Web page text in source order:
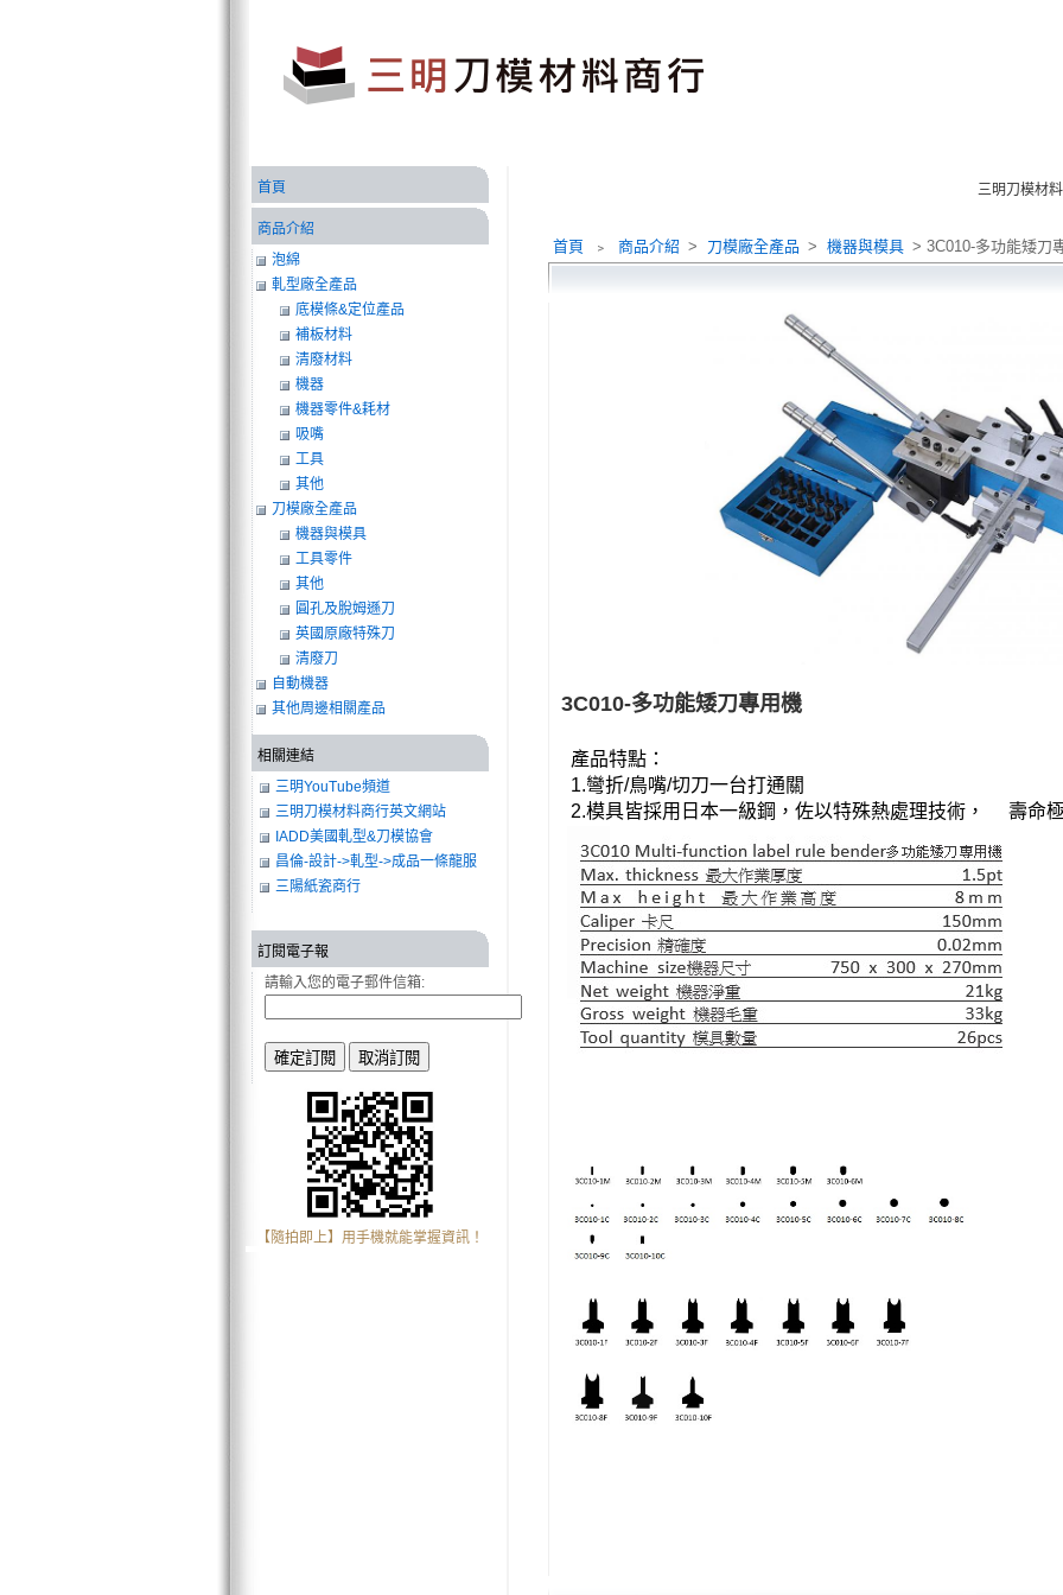
三明刀模
首頁 ﹥ 商品介紹 > 刀模廠全產品 > 機器與模具 > 3C010-多功能矮刀
3C010-多功能矮刀專用機
產品特點：
1.彎折/鳥嘴/切刀一台打通關
2.模具皆採用日本一級鋼，佐以特殊熱處理技術， 壽命
首頁
商品介紹
泡綿
軋型廠全產品
底模條&定位產品
補板材料
清廢材料
機器
機器零件&耗材
吸嘴
工具
其他
刀模廠全產品
機器與模具
工具零件
其他
圓孔及脫姆遜刀
英國原廠特殊刀
清廢刀
自動機器
其他周邊相關產品
相關連結
三明YouTube頻道
三明刀模材料商行英文網站
IADD美國軋型&刀模協會
昌倫-設計->軋型->成品一條龍服
務
三陽紙瓷商行
訂閱電子報
請輸入您的電子郵件信箱:
【隨拍即上】用手機就能掌握資訊！